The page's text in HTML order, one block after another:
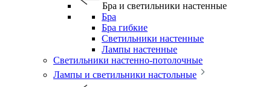
Бра и светильники настенные
Бра
Бра гибкие
Светильники настенные
Лампы настенные
Светильники настенно-потолочные
Лампы и светильники настольные